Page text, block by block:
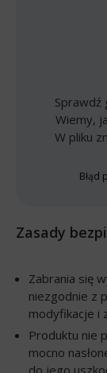
Sprawdź
Wiemy,
W pliku
Błąd
Zasady
Zabrania się
niezgodnie z
modyfikacje i
Produktu nie
mocno
do jego